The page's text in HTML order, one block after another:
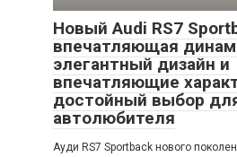
Новый Audi RS7
впечатляющая
элегантный дизайн и
впечатляющие
достойный выбор
автолюбителя
Ауди RS7 Sportback нового